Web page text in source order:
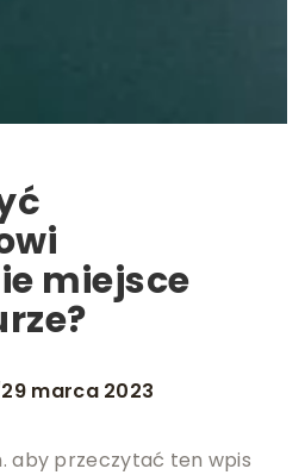
miejsce
29 marca 2023
aby przeczytać ten wpis